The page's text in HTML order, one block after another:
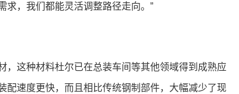
求，我们都能灵活调整路径走向。”
这种材料杜尔已在总装车间等其他领域得到成熟应
配速度更快，而且相比传统钢制部件，大幅减少了现